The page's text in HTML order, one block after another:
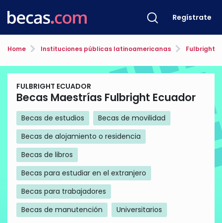
Regístrate
Home Instituciones públicas latinoamericanas Fulbright
FULBRIGHT ECUADOR
Becas Maestrías Fulbright Ecuador
Becas de estudios
Becas de movilidad
Becas de alojamiento o residencia
Becas de libros
Becas para estudiar en el extranjero
Becas para trabajadores
Becas de manutención
Universitarios